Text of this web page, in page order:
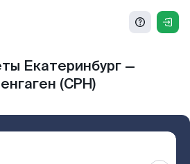
Екатеринбург —
(CPH)